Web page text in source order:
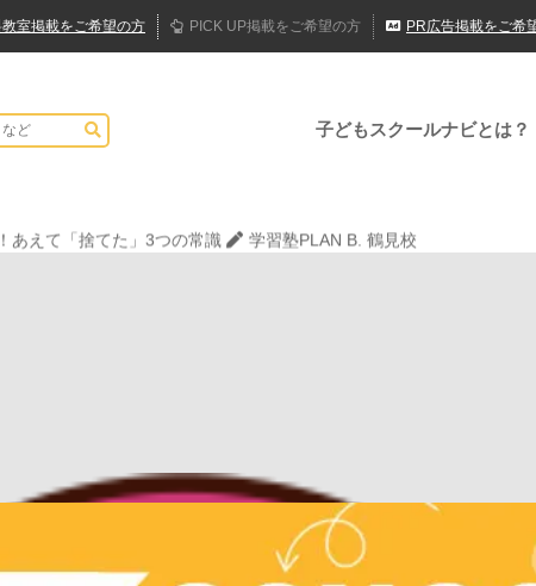
教室掲載をご希望の方 PICK UP掲載をご希望の方 PR広告掲載をご希
子どもスクールナビとは？
あえて「捨てた」3つの常識
学習塾PLAN B. 鶴見校
えて「捨てた」3つの常識
ーツ教室 山形店